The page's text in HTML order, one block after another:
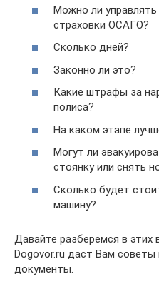
Можно ли
страховки ОСАГО?
Сколько дней?
Законно ли это?
Какие штрафы за
полиса?
На каком этапе
Могут ли
стоянку или снять
Сколько будет
машину?
Давайте разберемся в этих
Dogovor.ru даст Вам
документы.